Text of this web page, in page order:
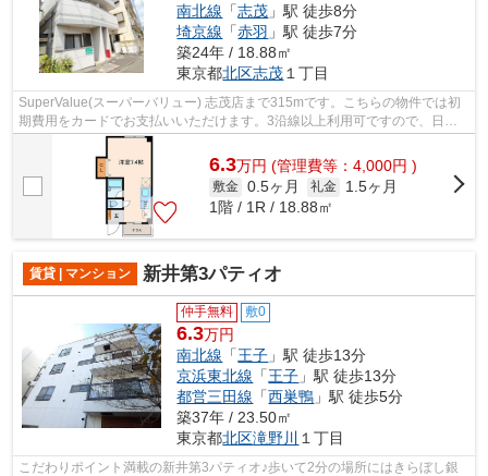
南北線 「志茂 」駅 徒歩8分
埼京線 「赤羽 」駅 徒歩7分
築24年 / 18.88㎡
東京都北区志茂 １丁目
SuperValue(スーパーバリュー) 志茂店まで315mです。こちらの物件では初
期費用をカードでお支払いいただけます。3沿線以上利用可ですので、日々
の移動に便利なマンションです。造りと...
6.3万円 (管理費等：4,000円 )
敷金 0.5ヶ月 礼金
1.5ヶ月
1階 / 1R / 18.88㎡
賃貸 | マンション 新井第3パティオ
仲手無料 敷0
6.3万円
南北線 「王子 」駅 徒歩13分
京浜東北線 「王子 」駅 徒歩13分
都営三田線 「西巣鴨 」駅 徒歩5分
築37年 / 23.50㎡
東京都北区滝野川 １丁目
こだわりポイント満載の新井第3パティオ♪歩いて2分の場所にはきらぼし銀